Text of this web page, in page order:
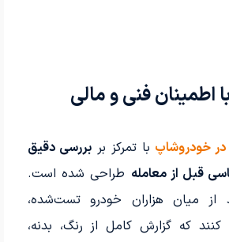
اطمینان فنی و مالی
خودروشاپ با تمرکز بربررسی دقیق
قبل از معامله طراحی شده است.
از میان هزاران خودرو تست‌شده،
کنند که گزارش کامل از رنگ، بدنه،